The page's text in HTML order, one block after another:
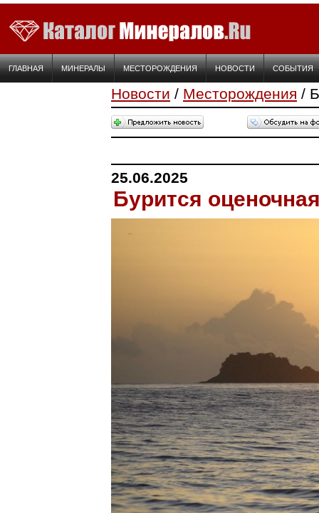
ГЛАВНАЯ МИНЕРАЛЫ МЕСТОРОЖДЕНИЯ НОВОСТИ СОБЫТИЯ
Новости / Месторождения /
25.06.2025
Бурится